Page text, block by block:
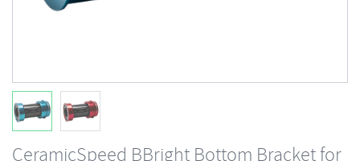
CeramicSpeed BBright Bottom Bracket for